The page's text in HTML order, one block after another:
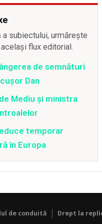
subiectului, urmărește
flux editorial.
de semnături
Dan
Mediu şi ministra
temporar
în Europa
de conduită Drept la